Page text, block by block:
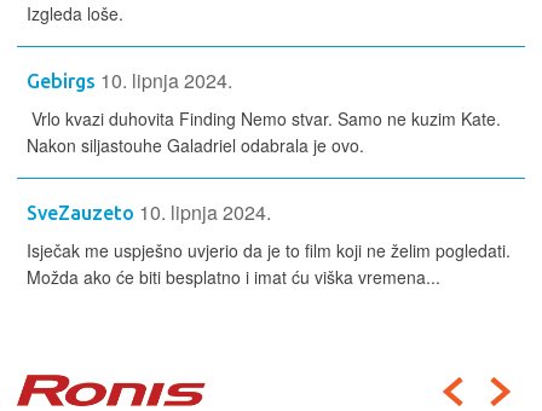
Izgleda loše.
Gebirgs 10. lipnja 2024.
Vrlo kvazi duhovita Finding Nemo stvar. Samo ne kuzim Kate.
Nakon siljastouhe Galadriel odabrala je ovo.
SveZauzeto 10. lipnja 2024.
Isječak me uspješno uvjerio da je to film koji ne želim pogledati.
Možda ako će biti besplatno i imat ću viška vremena...